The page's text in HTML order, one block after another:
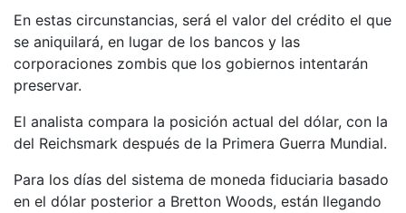
En estas circunstancias, será el valor del crédito el que
se aniquilará, en lugar de los bancos y las
corporaciones zombis que los gobiernos intentarán
preservar.
El analista compara la posición actual del dólar, con la
del Reichsmark después de la Primera Guerra Mundial.
Para los días del sistema de moneda fiduciaria basado
en el dólar posterior a Bretton Woods, están llegando